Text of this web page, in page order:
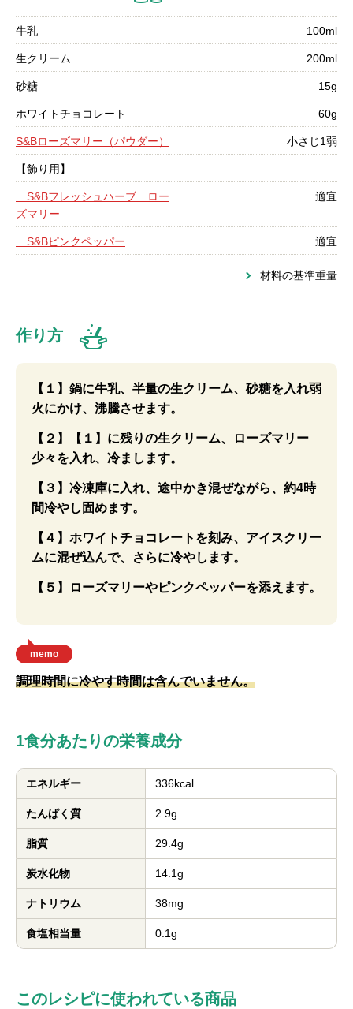
牛乳 100ml
生クリーム 200ml
砂糖 15g
ホワイトチョコレート 60g
S&Bローズマリー（パウダー） 小さじ1弱
【飾り用】
S&Bフレッシュハーブ ロー
ズマリー
適宜
S&Bピンクペッパー 適宜
材料の基準重量
作り方
【１】鍋に牛乳、半量の生クリーム、砂糖を入れ弱
火にかけ、沸騰させます。
【２】【１】に残りの生クリーム、ローズマリー
少々を入れ、冷まします。
【３】冷凍庫に入れ、途中かき混ぜながら、約4時
間冷やし固めます。
【４】ホワイトチョコレートを刻み、アイスクリー
ムに混ぜ込んで、さらに冷やします。
【５】ローズマリーやピンクペッパーを添えます。
memo
調理時間に冷やす時間は含んでいません。
1食分あたりの栄養成分
エネルギー 336kcal
たんぱく質 2.9g
脂質 29.4g
炭水化物 14.1g
ナトリウム 38mg
食塩相当量 0.1g
このレシピに使われている商品